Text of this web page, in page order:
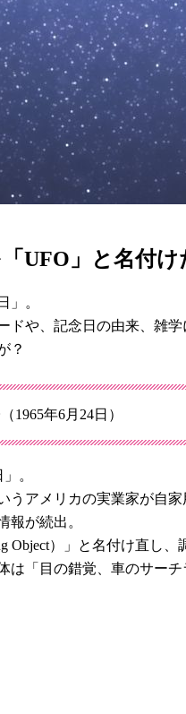
UFO」と名付
」。
や、記念日の由来、雑学
？
年6月24日）
。
うアメリカの実業家が自
報が続出。
Object）」と名付け直し
は「目の錯覚、車のサー